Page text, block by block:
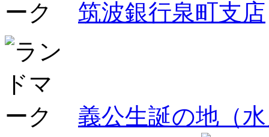
筑波銀行泉町支店
義公生誕の地（